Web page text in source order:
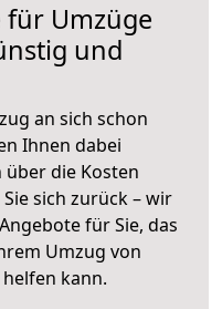
Umzüge
und
an sich schon
Ihnen dabei
über die Kosten
sich zurück – wir
für Sie, das
Umzug von
kann.